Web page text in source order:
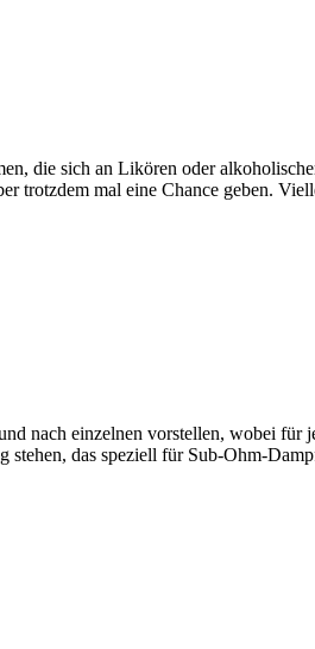
die sich an Likören oder
trotzdem mal eine Chance geben.
nach einzelnen vorstellen, wobei für
das speziell für Sub-Ohm-